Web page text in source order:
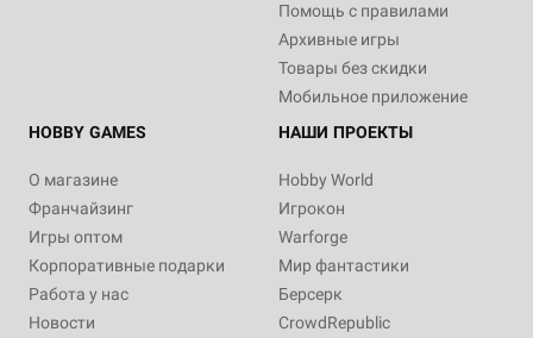
Помощь с правилами
Архивные игры
Товары без скидки
Мобильное приложение
HOBBY GAMES
О магазине
Франчайзинг
Игры оптом
Корпоративные подарки
Работа у нас
Новости
НАШИ ПРОЕКТЫ
Hobby World
Игрокон
Warforge
Мир фантастики
Берсерк
CrowdRepublic